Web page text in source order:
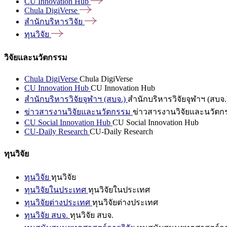
Chula DigiVerse
สำนักบริหารวิจัย
ทุนวิจัย
วิจัยและนวัตกรรม
Chula DigiVerse Chula DigiVerse
CU Innovation Hub CU Innovation Hub
สำนักบริหารวิจัยจุฬาฯ (สบจ.) สำนักบริหารวิจัยจุฬาฯ (สบจ
ข่าวสารงานวิจัยและนวัตกรรม ข่าวสารงานวิจัยและนวัตก
CU Social Innovation Hub CU Social Innovation Hub
CU-Daily Research CU-Daily Research
ทุนวิจัย
ทุนวิจัย ทุนวิจัย
ทุนวิจัยในประเทศ ทุนวิจัยในประเทศ
ทุนวิจัยต่างประเทศ ทุนวิจัยต่างประเทศ
ทุนวิจัย สบจ. ทุนวิจัย สบจ.